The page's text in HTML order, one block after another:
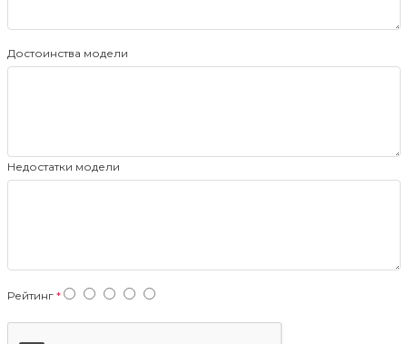
Достоинства модели
Недостатки модели
Рейтинг